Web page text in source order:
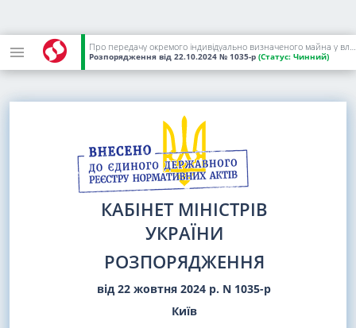
Про передачу окремого індивідуально визначеного майна у власність територіальних громад Запорізького району Запорізької області
Розпорядження від 22.10.2024 № 1035-р (Статус: Чинний)
КАБІНЕТ МІНІСТРІВ
УКРАЇНИ
РОЗПОРЯДЖЕННЯ
від 22 жовтня 2024 р. N 1035-р
Київ